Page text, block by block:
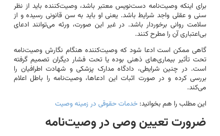
برای اینکه وصیت‌نامه دست‌نویس معتبر باشد، وصیت‌کننده باید از نظر
سنی و عقلی واجد شرایط باشد. یعنی او باید به سن قانونی رسیده و از
سلامت روانی برخوردار باشد. در غیر این صورت، ورثه می‌توانند ادعای
بی‌اعتباری آن را مطرح کنند.
گاهی ممکن است ادعا شود که وصیت‌کننده هنگام نگارش وصیت‌نامه
تحت تأثیر بیماری‌های ذهنی بوده یا تحت فشار دیگران تصمیم گرفته
است. در چنین شرایطی، دادگاه مدارک پزشکی و شهادت اطرافیان را
بررسی کرده و در صورت اثبات این ادعاها، وصیت‌نامه را باطل اعلام
می‌کند.
این مطلب را هم بخوانید:خدمات حقوقی در زمینه وصیت
ضرورت تعیین وصی در وصیت‌نامه